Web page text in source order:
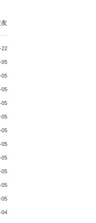
22
05
05
05
05
05
05
05
05
05
05
05
04